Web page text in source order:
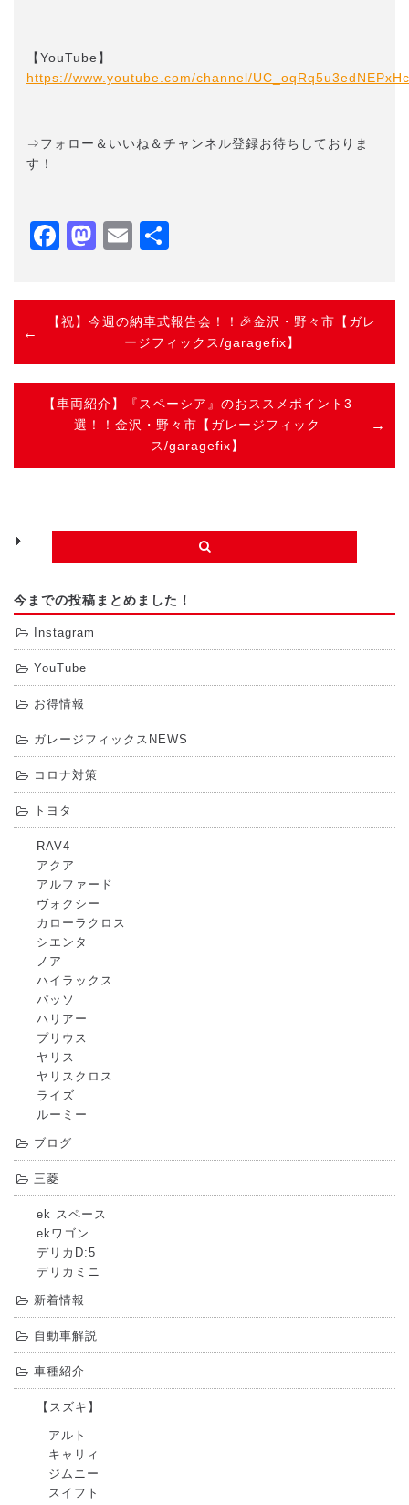
【YouTube】
https://www.youtube.com/channel/
⇒フォロー＆いいね＆チャンネル登録お待ちしておりま
す！
Facebook
Mastodon
Email
【祝】今週の納車式報告会！！🎉金沢・野々市【ガレ
ージフィックス/garagefix】
【車両紹介】『スペーシア』のおススメポイント3
選！！金沢・野々市【ガレージフィック
ス/garagefix】
今までの投稿まとめました！
Instagram
YouTube
お得情報
ガレージフィックスNEWS
コロナ対策
トヨタ
RAV4
アクア
アルファード
ヴォクシー
カローラクロス
シエンタ
ノア
ハイラックス
パッソ
ハリアー
プリウス
ヤリス
ヤリスクロス
ライズ
ルーミー
ブログ
三菱
ek スペース
ekワゴン
デリカD:5
デリカミニ
新着情報
自動車解説
車種紹介
【スズキ】
アルト
キャリィ
ジムニー
スイフト